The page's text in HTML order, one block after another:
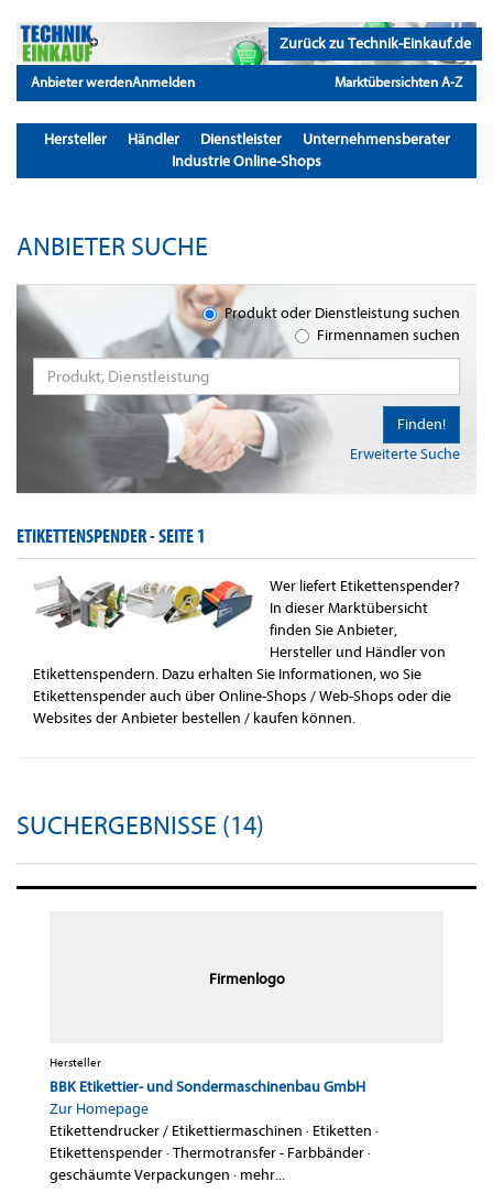
Zurück zu Technik-Einkauf.de
Anbieter werdenAnmelden Marktübersichten A-Z
Hersteller Händler Dienstleister
Unternehmensberater
Industrie Online-Shops
ANBIETER SUCHE
Produkt oder Dienstleistung suchen
Firmennamen suchen
Erweiterte Suche
Finden!
ETIKETTENSPENDER -SEITE 1
Wer liefert Etikettenspender?
In dieser Marktübersicht
finden Sie Anbieter,
Hersteller und Händler von
Etikettenspendern. Dazu erhalten Sie Informationen, wo Sie
Etikettenspender auch über Online-Shops / Web-Shops oder die
Websites der Anbieter bestellen / kaufen können.
SUCHERGEBNISSE (14)
Firmenlogo
Hersteller
BBK Etikettier- und Sondermaschinenbau GmbH
Zur Homepage
Etikettendrucker / Etikettiermaschinen · Etiketten ·
Etikettenspender·Thermotransfer - Farbbänder·
geschäumte Verpackungen · mehr...